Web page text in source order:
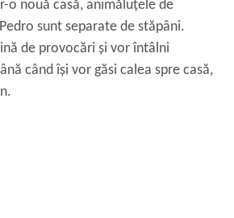
o nouă casă, animăluțele de
sunt separate de stăpâni.
de provocări și vor întâlni
când își vor găsi calea spre casă,